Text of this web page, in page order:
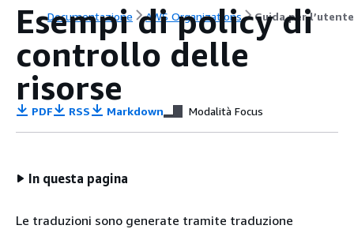
Documentazione AWS Organizations Guida per l’utente
Esempi di policy di
controllo delle
risorse
PDF RSS Markdown Modalità Focus
In questa pagina
Le traduzioni sono generate tramite traduzione